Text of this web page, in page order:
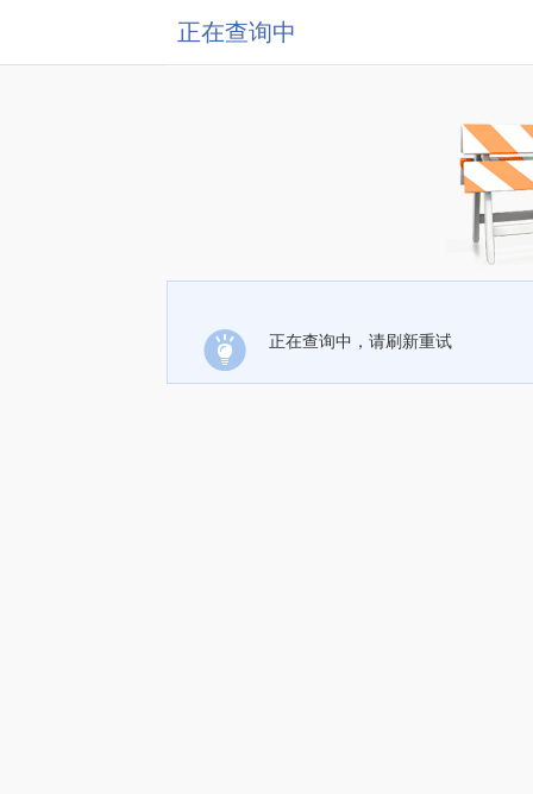
正在查询中
正在查询中，请刷新重试